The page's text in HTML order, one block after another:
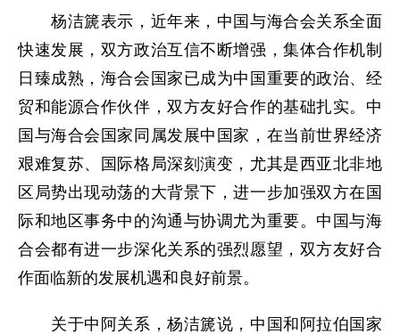
杨洁篪表示，近年来，中国与海合会关系全面
快速发展，双方政治互信不断增强，集体合作机制
日臻成熟，海合会国家已成为中国重要的政治、经
贸和能源合作伙伴，双方友好合作的基础扎实。中
国与海合会国家同属发展中国家，在当前世界经济
艰难复苏、国际格局深刻演变，尤其是西亚北非地
区局势出现动荡的大背景下，进一步加强双方在国
际和地区事务中的沟通与协调尤为重要。中国与海
合会都有进一步深化关系的强烈愿望，双方友好合
作面临新的发展机遇和良好前景。
关于中阿关系，杨洁篪说，中国和阿拉伯国家